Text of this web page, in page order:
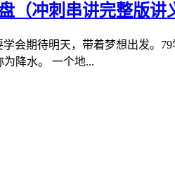
（冲刺串讲完整版讲
会期待明天，带着梦想出发。
降水。 一个地...